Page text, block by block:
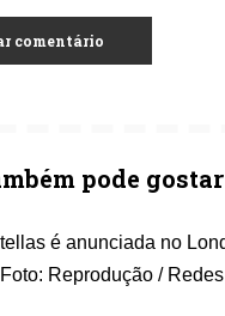
pode gostar